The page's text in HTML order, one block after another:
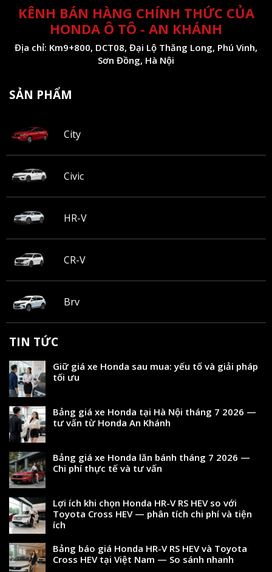
KÊNH BÁN HÀNG CHÍNH THỨC CỦA
HONDA Ô TÔ - AN KHÁNH
Địa chỉ: Km9+800, DCT08, Đại Lộ Thăng Long, Phú Vinh,
Sơn Đồng, Hà Nội
SẢN PHẨM
City
Civic
HR-V
CR-V
Brv
TIN TỨC
Giữ giá xe Honda sau mua: yếu tố và giải pháp
tối ưu
Bảng giá xe Honda tại Hà Nội tháng 7 2026 —
tư vấn từ Honda An Khánh
Bảng giá xe Honda lăn bánh tháng 7 2026 —
Chi phí thực tế và tư vấn
Lợi ích khi chọn Honda HR-V RS HEV so với
Toyota Cross HEV — phân tích chi phí và tiện
ích
Bảng báo giá Honda HR-V RS HEV và Toyota
Cross HEV tại Việt Nam — So sánh nhanh